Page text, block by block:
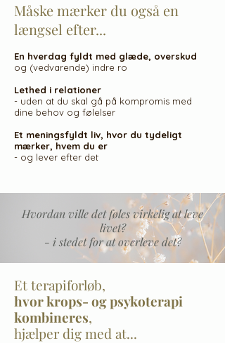
Måske mærker du også en
længsel efter...
En hverdag fyldt med glæde, overskud
og (vedvarende) indre ro
Lethed i relationer
- uden at du skal gå på kompromis med
dine behov og følelser
Et meningsfyldt liv, hvor du tydeligt
mærker, hvem du er
- og lever efter det
Hvordan ville det føles virkelig at leve
livet?
- i stedet for at overleve det?
Et terapiforløb,
hvor krops- og psykoterapi
kombineres,
hjælper dig med at...